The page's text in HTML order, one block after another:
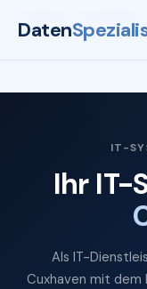
Daten
IT-
Ihr IT-
Als IT-
Cuxhaven mit dem